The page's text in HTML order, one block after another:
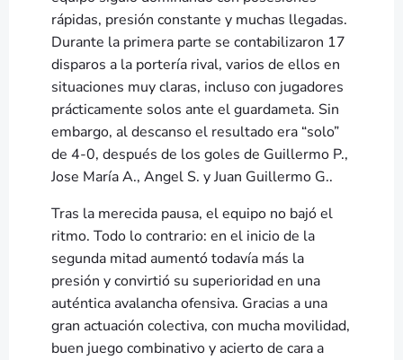
rápidas, presión constante y muchas llegadas.
Durante la primera parte se contabilizaron 17
disparos a la portería rival, varios de ellos en
situaciones muy claras, incluso con jugadores
prácticamente solos ante el guardameta. Sin
embargo, al descanso el resultado era “solo”
de 4-0, después de los goles de Guillermo P.,
Jose María A., Angel S. y Juan Guillermo G..
Tras la merecida pausa, el equipo no bajó el
ritmo. Todo lo contrario: en el inicio de la
segunda mitad aumentó todavía más la
presión y convirtió su superioridad en una
auténtica avalancha ofensiva. Gracias a una
gran actuación colectiva, con mucha movilidad,
buen juego combinativo y acierto de cara a